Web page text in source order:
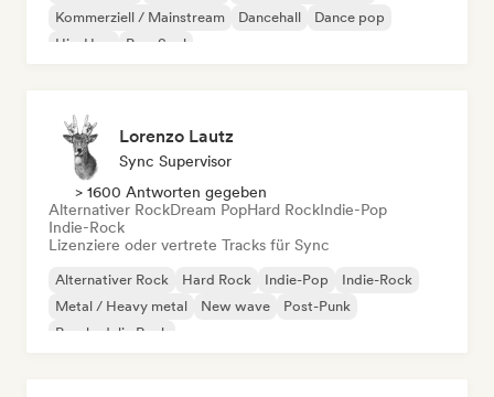
Kommerziell / Mainstream
Dancehall
Dance pop
Hip-Hop
Pop-Soul
Lorenzo Lautz
Sync Supervisor
> 1600 Antworten gegeben
Alternativer RockDream PopHard RockIndie-Pop
Indie-Rock
Lizenziere oder vertrete Tracks für Sync
Alternativer Rock Hard Rock Indie-Pop
Indie-Rock
Metal / Heavy metal
New wave
Post-Punk
Psychedelic Rock